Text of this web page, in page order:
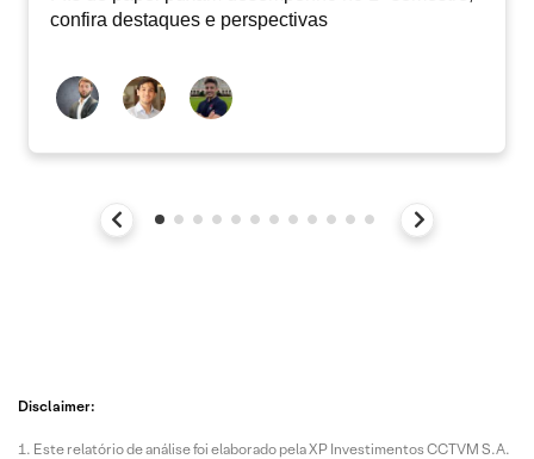
confira destaques e perspectivas
Disclaimer:
Este relatório de análise foi elaborado pela XP Investimentos CCTVM S.A.